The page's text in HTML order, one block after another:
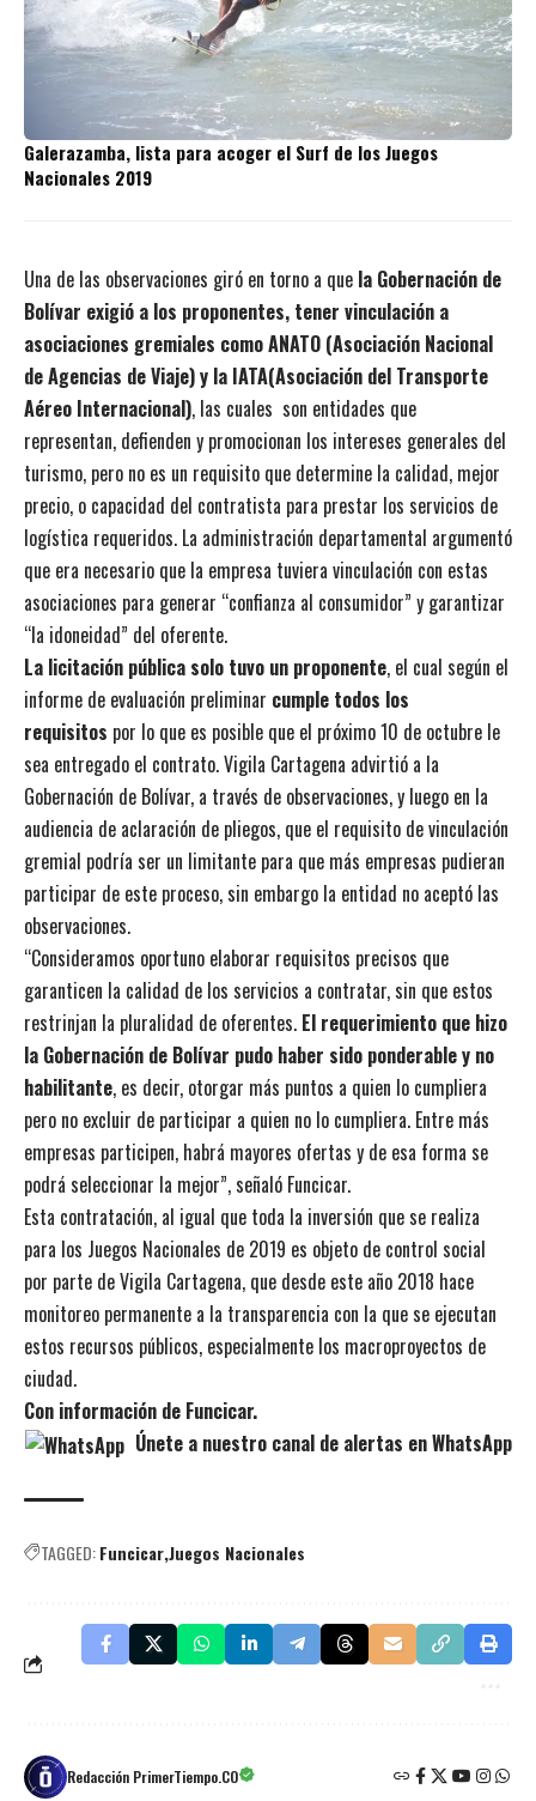
Galerazamba, lista para acoger el Surf de los Juegos
Nacionales 2019
Una de las observaciones giró en torno a que la Gobernación de
Bolívar exigió a los proponentes, tener vinculación a
asociaciones gremiales como ANATO (Asociación Nacional
de Agencias de Viaje) y la IATA(Asociación del Transporte
Aéreo Internacional), las cuales son entidades que
representan, defienden y promocionan los intereses generales del
turismo, pero no es un requisito que determine la calidad, mejor
precio, o capacidad del contratista para prestar los servicios de
logística requeridos. La administración departamental argumentó
que era necesario que la empresa tuviera vinculación con estas
asociaciones para generar “confianza al consumidor” y garantizar
“la idoneidad” del oferente.
La licitación pública solo tuvo un proponente, el cual según el
informe de evaluación preliminar cumple todos los
requisitos por lo que es posible que el próximo 10 de octubre le
sea entregado el contrato. Vigila Cartagena advirtió a la
Gobernación de Bolívar, a través de observaciones, y luego en la
audiencia de aclaración de pliegos, que el requisito de vinculación
gremial podría ser un limitante para que más empresas pudieran
participar de este proceso, sin embargo la entidad no aceptó las
observaciones.
“Consideramos oportuno elaborar requisitos precisos que
garanticen la calidad de los servicios a contratar, sin que estos
restrinjan la pluralidad de oferentes. El requerimiento que hizo
la Gobernación de Bolívar pudo haber sido ponderable y no
habilitante, es decir, otorgar más puntos a quien lo cumpliera
pero no excluir de participar a quien no lo cumpliera. Entre más
empresas participen, habrá mayores ofertas y de esa forma se
podrá seleccionar la mejor”, señaló Funcicar.
Esta contratación, al igual que toda la inversión que se realiza
para los Juegos Nacionales de 2019 es objeto de control social
por parte de Vigila Cartagena, que desde este año 2018 hace
monitoreo permanente a la transparencia con la que se ejecutan
estos recursos públicos, especialmente los macroproyectos de
ciudad.
Con información de Funcicar.
Únete a nuestro canal de alertas en WhatsApp
TAGGED:FuncicarJuegos Nacionales
Redacción PrimerTiempo.CO